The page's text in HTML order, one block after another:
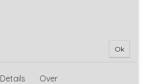
Ok
Details Over